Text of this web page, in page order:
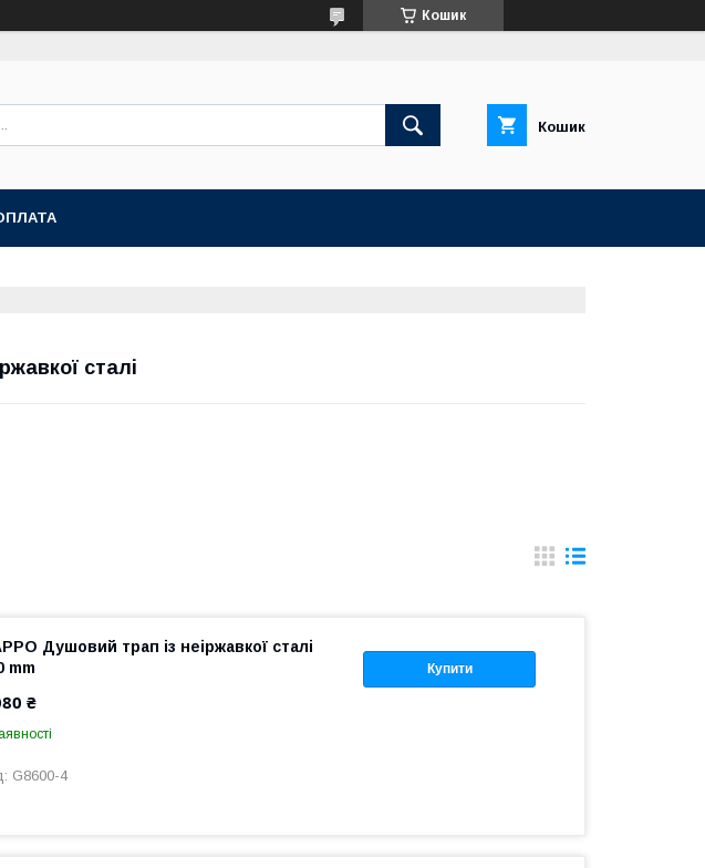
Кошик
Кошик
сталі
Купити
Душовий трап із неіржавкої сталі
mm
₴
G8600-4